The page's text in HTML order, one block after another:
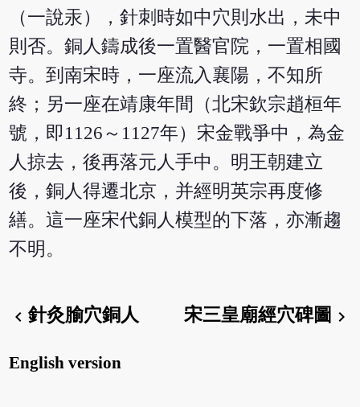
（一說汞），針刺時如中穴則水出，未中
則否。銅人鑄成後一置醫官院，一置相國
寺。到南宋時，一座流入襄陽，不知所
終；另一座在靖康年間（北宋欽宗趙桓年
號，即1126～1127年）宋金戰爭中，為金
人掠去，後再落元人手中。明王朝建立
後，銅人得遷北京，并經明英宗再度修
繕。這一座宋代銅人模型的下落，亦漸趨
不明。
chevron_left針灸腧穴銅人 宋三皇廟經穴碑圖 chevron_right
English version